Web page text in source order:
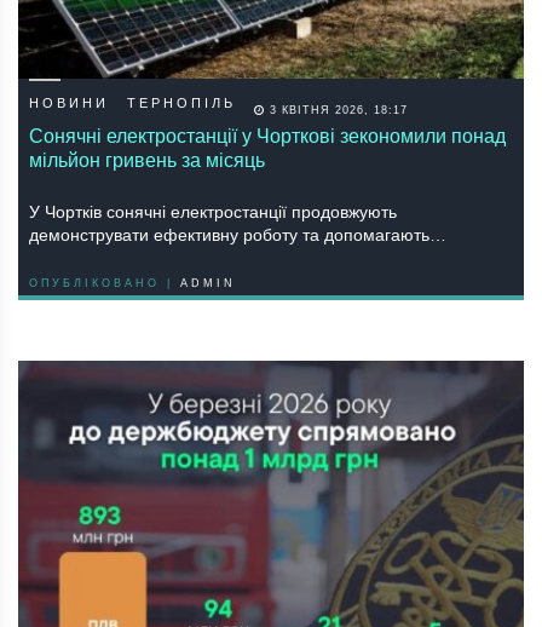
НОВИНИ ТЕРНОПІЛЬ 3 КВІТНЯ 2026, 18:17
Сонячні електростанції у Чорткові зекономили понад
мільйон гривень за місяць
У Чортків сонячні електростанції продовжують
демонструвати ефективну роботу та допомагають…
ОПУБЛІКОВАНО | ADMIN